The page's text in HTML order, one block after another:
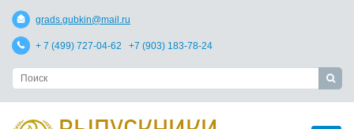
grads.gubkin@mail.ru
+ 7 (499) 727-04-62 +7 (903) 183-78-24